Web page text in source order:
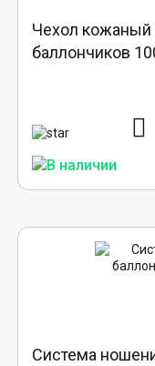
Чехол кожаный
баллончиков
Система